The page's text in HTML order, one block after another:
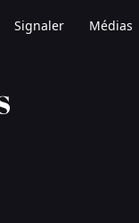
Signaler Médias